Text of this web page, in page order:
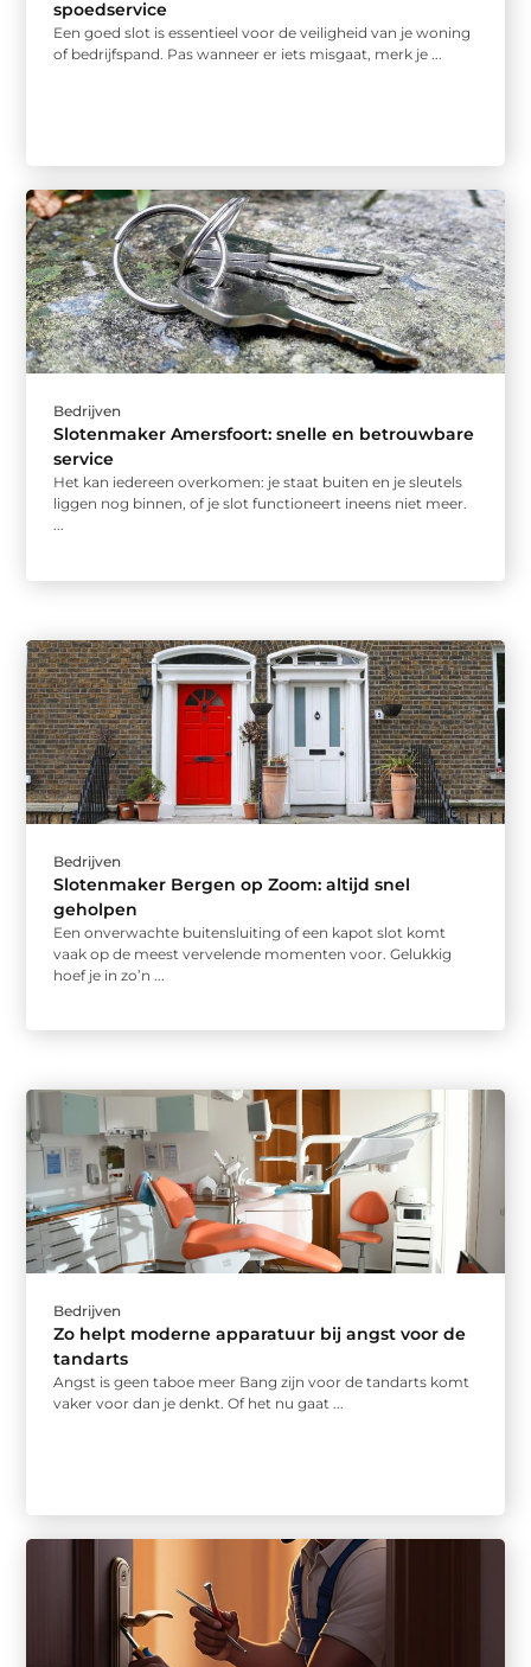
spoedservice
Een goed slot is essentieel voor de veiligheid van je woning
of bedrijfspand. Pas wanneer er iets misgaat, merk je ...
Bedrijven
Slotenmaker Amersfoort: snelle en betrouwbare
service
Het kan iedereen overkomen: je staat buiten en je sleutels
liggen nog binnen, of je slot functioneert ineens niet meer.
...
Bedrijven
Slotenmaker Bergen op Zoom: altijd snel
geholpen
Een onverwachte buitensluiting of een kapot slot komt
vaak op de meest vervelende momenten voor. Gelukkig
hoef je in zo’n ...
Bedrijven
Zo helpt moderne apparatuur bij angst voor de
tandarts
Angst is geen taboe meer Bang zijn voor de tandarts komt
vaker voor dan je denkt. Of het nu gaat ...